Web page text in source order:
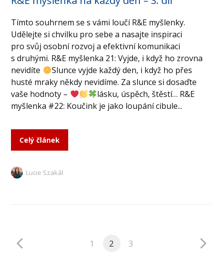
Tímto souhrnem se s vámi loučí R&E myšlenky.
Udělejte si chvilku pro sebe a nasajte inspiraci
pro svůj osobní rozvoj a efektivní komunikaci
s druhými. R&E myšlenka 21: Vyjde, i když ho zrovna
nevidíte
Slunce vyjde každý den, i když ho přes
husté mraky někdy nevidíme. Za slunce si dosaďte
vaše hodnoty –
lásku, úspěch, štěstí… R&E
myšlenka #22: Koučink je jako loupání cibule...
Celý článek
Lucie Szakál
1 2 3